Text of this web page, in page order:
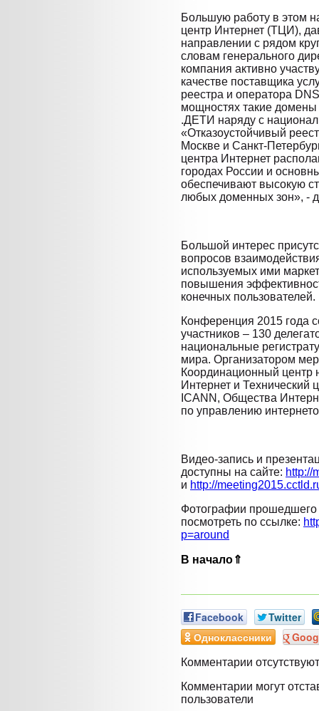
Большую работу в этом
центр Интернет (ТЦИ),
направлении с рядом
словам генерального
компания активно
качестве поставщика
реестра и оператора
мощностях такие домены
.ДЕТИ наряду с
«Отказоустойчивый
Москве и Санкт-
центра Интернет
городах России и
обеспечивают высокую
любых доменных зон», -
Большой интерес
вопросов
используемых ими
повышения
конечных пользователей.
Конференция 2015 года
участников – 130
национальные
мира. Организатором
Координационный центр
Интернет и Технический
ICANN, Общества
по управлению
Видео-запись и
доступны на сайте: http://
и http://
Фотографии
посмотреть по ссылке:
p=around
В начало⇑
Facebook
Twitter
Одноклассники
Комментарии отсутствуют
Комментарии могут
пользователи